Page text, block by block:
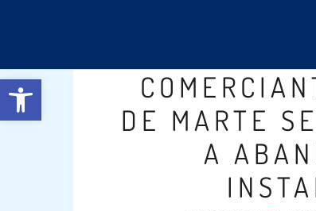
Abrir barra de herramientas
DE MARTE
A